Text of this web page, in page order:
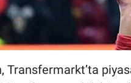
Transfermarkt’ta